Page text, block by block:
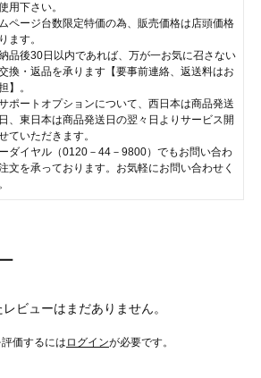
用下さい。
ページ台数限定特価の為、販売価格は店頭価格
ます。
品後30日以内であれば、万が一お気に召さない
換・返品を承ります【要事前連絡、返送料はお
】。
ポートオプションについて、西日本は商品発送
、東日本は商品発送日の翌々日よりサービス開
ていただきます。
ダイヤル（0120－44－9800）でもお問い合わ
文を承っております。お気軽にお問い合わせく
ビューはまだありません。
価するには ログインが必要です。